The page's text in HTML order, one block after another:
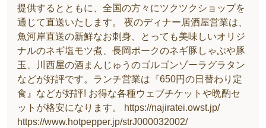
提供するとともに、全国の方々にツクツクショップを
通じて直送いたします。 夜のディナー居酒屋営業は、
魚河岸直送の新鮮なお刺身、とっても美味しいオリジ
ナルのネギ塩モツ煮、長岡ポークのネギ豚しゃぶや豚
玉、川西屋の酒まんじゅうのゴルゴンゾーラグラタン
などが好評です。ランチ営業は『650円の日替わり定
食』などが好評! お得な各種ウェブチケットや晩酌セ
ットが格安になります。 https://najiratei.owst.jp/
https://www.hotpepper.jp/strJ000032002/